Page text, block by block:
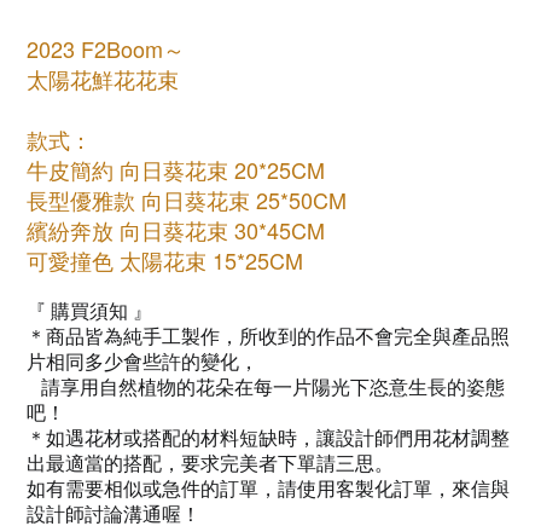
2023 F2Boom～
太陽花鮮花花束
款式：
牛皮簡約 向日葵花束 20*25CM
長型優雅款 向日葵花束 25*50CM
繽紛奔放 向日葵花束 30*45CM
可愛撞色 太陽花束 15*25CM
『 購買須知 』
＊商品皆為純手工製作，所收到的作品不會完全與產品照
片相同多少會些許的變化，
請享用自然植物的花朵在每一片陽光下恣意生長的姿態
吧！
＊如遇花材或搭配的材料短缺時，讓設計師們用花材調整
出最適當的搭配，要求完美者下單請三思。
如有需要相似或急件的訂單，請使用客製化訂單，來信與
設計師討論溝通喔！